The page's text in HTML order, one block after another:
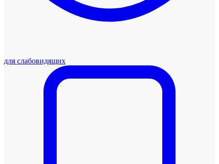
для слабовидящих